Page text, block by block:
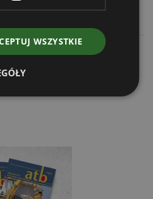
Premium w opcji
- Sukcesy równiarki w całej
WSZYSTKIE